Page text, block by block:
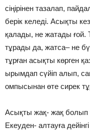
сіңірінен тазалап,
берік келеді. Асықты
қалады, не жатады ғой.
тұрады да, жатса– не
тұрған асықты көрген
ырымдап сүйіп алып,
омпысынан өте сирек
Асықты жақ- жақ болып
Екеуден- алтауға